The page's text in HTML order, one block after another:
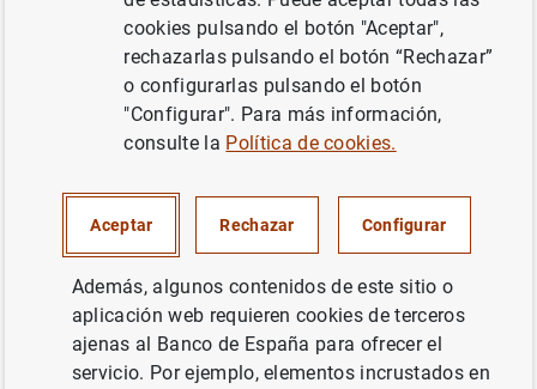
español
Sastre de Miguel yJuan Luis Vega Croissier
INVERSIÓN EMPRESARIAL
cookies pulsando el botón "Aceptar",
rechazarlas pulsando el botón “Rechazar”
o configurarlas pulsando el botón
"Configurar". Para más información,
consulte la Política de cookies.
Aceptar Rechazar Configurar
Además, algunos contenidos de este sitio o
aplicación web requieren cookies de terceros
ajenas al Banco de España para ofrecer el
servicio. Por ejemplo, elementos incrustados en